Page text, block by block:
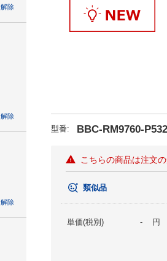
解除
解除
解除
型番: BBC-RM9760-
こちらの商品は注文
類似品
単価(税別) - 円